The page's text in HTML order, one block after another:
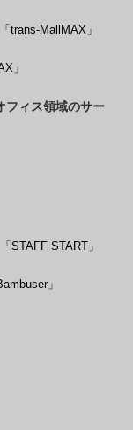
trans-MallMAX」
」
フィス領域のサー
STAFF START」
」